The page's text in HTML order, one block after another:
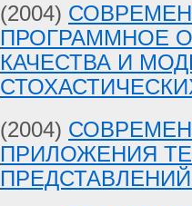
(2004)
ПРОГРАММНОЕ
КАЧЕСТВА И
(2004)
ПРИЛОЖЕНИЯ